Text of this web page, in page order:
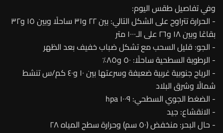
وفي تفاصيل طقس اليوم:
- الحرارة تتراوح على الشكل التالي: بين ٢٢ و٣١ ساحلًا وبين ١٥ و٣٢
بقاعًا وبين ١٨ و٢٦ على الـ١٠٠٠ متر
- الجو: قليل السحب مع تشكل ضباب خفيف بعد الظهر
- الرطوبة السطحية ساحلًا: ٥٠ و٨٥٪
- الرياح جنوبية غربية ضعيفة وسرعتها بين ١٠ و٤٠ كم/س تنشط
شمالًا وشرق البلاد
- الضغط الجوي السطحي: ١٠٠٩ hpa
- الانقشاع: جيد
- حال البحر: منخفض (٥٠ سم) وحرارة سطح المياه ٢٨